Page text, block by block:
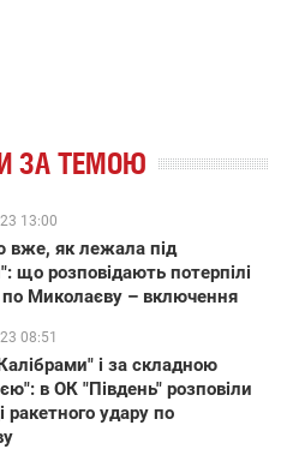
ЗА ТЕМОЮ
13:00
вже, як лежала під
що розповідають потерпілі
по Миколаєву – включення
08:51
і за складною
в ОК "Південь" розповіли
ракетного удару по